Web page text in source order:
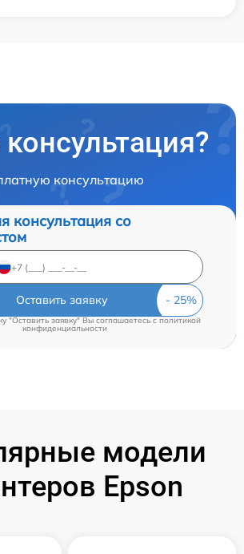
консультацию
консультация со
Оставить заявку
"Оставить заявку" Вы соглашаетесь c политикой
конфиденциальности
модели
Epson